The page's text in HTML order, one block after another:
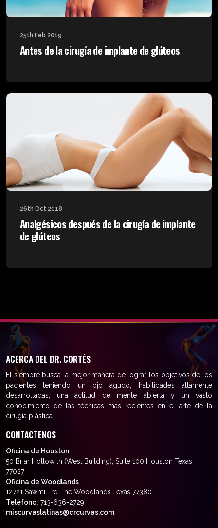
25th Feb 2019
Antes de la cirugía de implante de glúteos
26th Oct 2018
Analgésicos después de la cirugía de implante
de glúteos
ACERCA DEL DR. CORTÉS
El siempre busca la mejor manera de lograr los objetivos de los
pacientes teniendo un ojo agudo, habilidades altamente
desarrolladas, una actitud de mente abierta y un vasto
conocimiento de las técnicas más recientes en el arte de la
cirugía plástica.
CONTACTENOS
Oficina de Houston
50 Briar Hollow ln (West Building), Suite 100 Houston Texas
77027
Oficina de Woodlands
12721 Sawmill rd The Woodlands Texas 77380
Teléfono: 713-636-2729
miscurvaslatinas@drcurvas.com